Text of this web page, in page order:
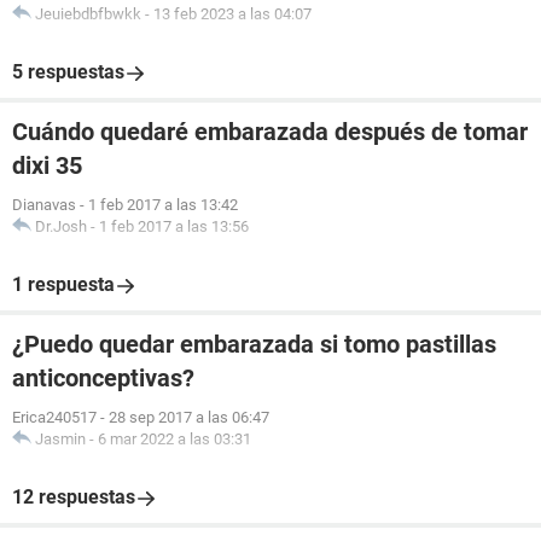
Jeuiebdbfbwkk - 13 feb 2023 a las 04:07
5 respuestas
Cuándo quedaré embarazada después de tomar
dixi 35
Dianavas - 1 feb 2017 a las 13:42
Dr.Josh - 1 feb 2017 a las 13:56
1 respuesta
¿Puedo quedar embarazada si tomo pastillas
anticonceptivas?
Erica240517 - 28 sep 2017 a las 06:47
Jasmin - 6 mar 2022 a las 03:31
12 respuestas